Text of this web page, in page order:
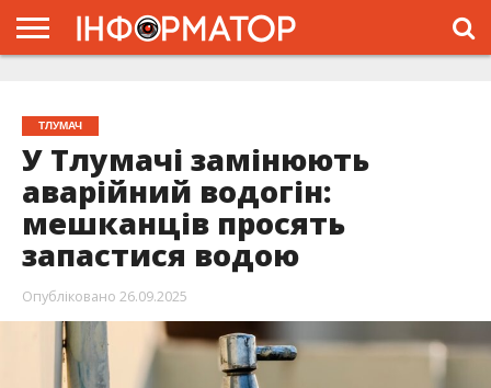
ТЛУМАЧ
У Тлумачі замінюють
аварійний водогін:
мешканців просять
запастися водою
Опубліковано 26.09.2025